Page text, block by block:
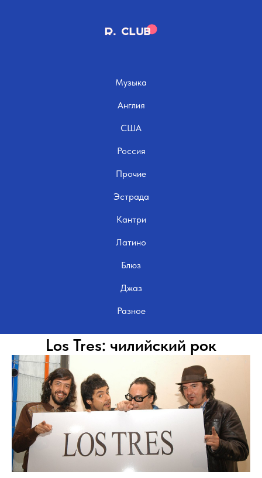
Музыка
Англия
США
Россия
Прочие
Эстрада
Кантри
Латино
Блюз
Джаз
Разное
Los Tres: чилийский рок